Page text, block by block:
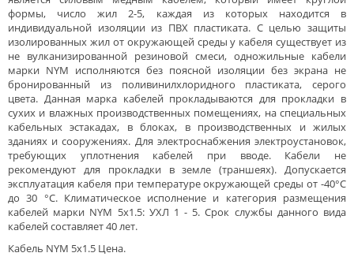
формы, число жил 2-5, каждая из которых находится в
индивидуальной изоляции из ПВХ пластиката. С целью защиты
изолированных жил от окружающей среды у кабеля существует из
не вулканизированной резиновой смеси, одножильные кабели
марки NYM исполняются без поясной изоляции без экрана не
бронированный из поливинилхлоридного пластиката, серого
цвета. Данная марка кабелей прокладываются для прокладки в
сухих и влажных производственных помещениях, на специальных
кабельных эстакадах, в блоках, в производственных и жилых
зданиях и сооружениях. Для электроснабжения электроустановок,
требующих уплотнения кабелей при вводе. Кабели не
рекомендуют для прокладки в земле (траншеях). Допускается
эксплуатация кабеля при температуре окружающей среды от -40°С
до 30 °С. Климатическое исполнение и категория размещения
кабелей марки NYM 5x1.5: УXЛ 1 - 5. Срок службы данного вида
кабелей составляет 40 лет.
Кабель NYM 5x1.5 Цена.